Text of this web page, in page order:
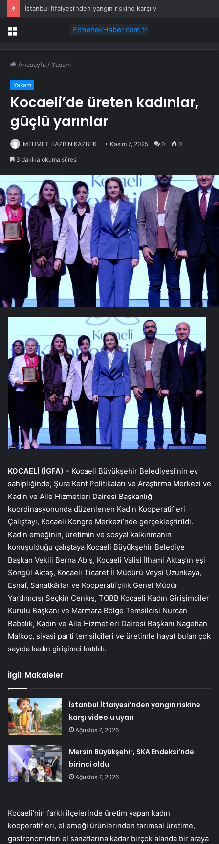
İstanbul İtfaiyesi’nden yangın riskine karşı videolu uyarı
Menü
Anasayfa /Yaşam
Yaşam
Kocaeli’de üreten kadınlar,
güçlü yarınlar
MEHMET HAZBİN KAZBEK Kasım 7, 2025 0 0
3 dakika okuma süresi
KOCAELİ (İGFA) – Kocaeli Büyükşehir Belediyesi’nin ev
sahipliğinde, Şura Kent Politikaları ve Araştırma Merkezi ve
Kadın ve Aile Hizmetleri Dairesi Başkanlığı
koordinasyonunda düzenlenen Kadın Kooperatifleri
Çalıştayı, Kocaeli Kongre Merkezi’nde gerçekleştirildi.
Kadın emeğinin, üretimin ve sosyal kalkınmanın
konuşulduğu çalıştaya Kocaeli Büyükşehir Belediye
Başkan Vekili Berna Abiş, Kocaeli Valisi İlhami Aktaş’ın eşi
Songül Aktaş, Kocaeli Ticaret İl Müdürü Veysi Uzunkaya,
Esnaf, Sanatkârlar ve Kooperatifçilik Genel Müdür
Yardımcısı Seçkin Cenkış, TOBB Kocaeli Kadın Girişimciler
Kurulu Başkanı ve Marmara Bölge Temsilcisi Nurcan
Babalık, Kadın ve Aile Hizmetleri Dairesi Başkanı Nagehan
Malkoç, siyasi parti temsilcileri ve üretimle hayat bulan çok
sayıda kadın girişimci katıldı.
İlgili Makaleler
İstanbul İtfaiyesi’nden yangın riskine
karşı videolu uyarı
Ağustos 7, 2026
Mersin Büyükşehir, SKA Endeksi’nde
birinci oldu
Ağustos 7, 2026
Kocaeli’nin farklı ilçelerinde üretim yapan kadın
kooperatifleri, el emeği ürünlerinden tarımsal üretime,
gastronomiden el sanatlarına kadar birçok alanda bir araya